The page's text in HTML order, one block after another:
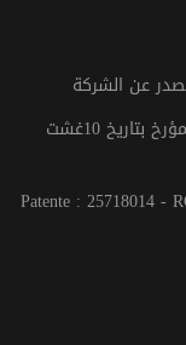
الإيداع القانوني طبقا لقانون الصحافة والنشر المؤرخ بتاريخ 10غشت
Patente : 25718014 -